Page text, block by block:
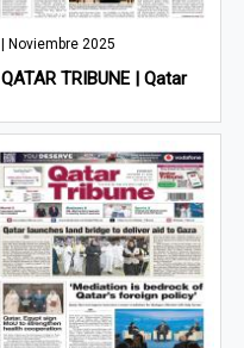
| Noviembre 2025
QATAR TRIBUNE | Qatar